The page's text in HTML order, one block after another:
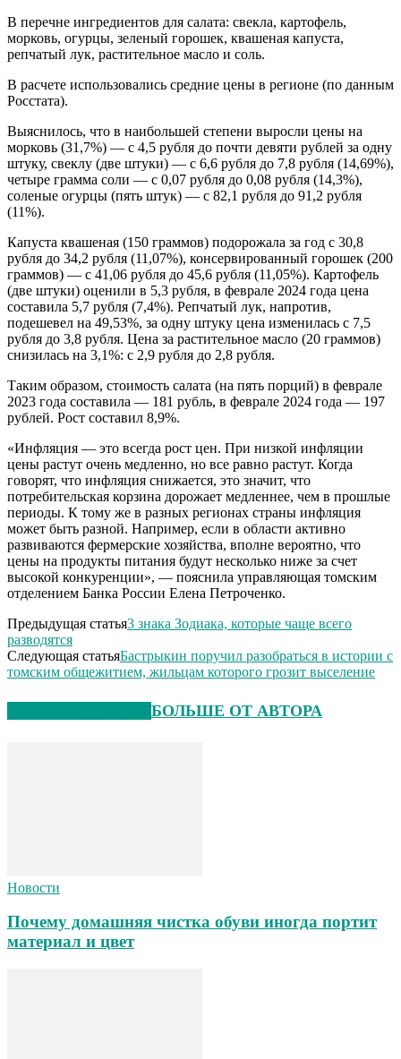
В перечне ингредиентов для салата: свекла, картофель,
морковь, огурцы, зеленый горошек, квашеная капуста,
репчатый лук, растительное масло и соль.
В расчете использовались средние цены в регионе (по данным
Росстата).
Выяснилось, что в наибольшей степени выросли цены на
морковь (31,7%) — с 4,5 рубля до почти девяти рублей за одну
штуку, свеклу (две штуки) — с 6,6 рубля до 7,8 рубля (14,69%),
четыре грамма соли — с 0,07 рубля до 0,08 рубля (14,3%),
соленые огурцы (пять штук) — с 82,1 рубля до 91,2 рубля
(11%).
Капуста квашеная (150 граммов) подорожала за год с 30,8
рубля до 34,2 рубля (11,07%), консервированный горошек (200
граммов) — с 41,06 рубля до 45,6 рубля (11,05%). Картофель
(две штуки) оценили в 5,3 рубля, в феврале 2024 года цена
составила 5,7 рубля (7,4%). Репчатый лук, напротив,
подешевел на 49,53%, за одну штуку цена изменилась с 7,5
рубля до 3,8 рубля. Цена за растительное масло (20 граммов)
снизилась на 3,1%: с 2,9 рубля до 2,8 рубля.
Таким образом, стоимость салата (на пять порций) в феврале
2023 года составила — 181 рубль, в феврале 2024 года — 197
рублей. Рост составил 8,9%.
«Инфляция — это всегда рост цен. При низкой инфляции
цены растут очень медленно, но все равно растут. Когда
говорят, что инфляция снижается, это значит, что
потребительская корзина дорожает медленнее, чем в прошлые
периоды. К тому же в разных регионах страны инфляция
может быть разной. Например, если в области активно
развиваются фермерские хозяйства, вполне вероятно, что
цены на продукты питания будут несколько ниже за счет
высокой конкуренции», — пояснила управляющая томским
отделением Банка России Елена Петроченко.
Предыдущая статья3 знака Зодиака, которые чаще всего
разводятся
Следующая статьяБастрыкин поручил разобраться в истории с
томским общежитием, жильцам которого грозит выселение
БОЛЬШЕ ОТ АВТОРА
Новости
Почему домашняя чистка обуви иногда портит
материал и цвет